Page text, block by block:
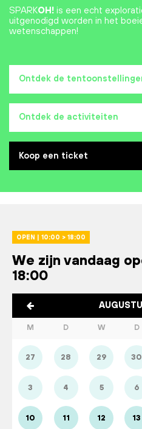
Ontdek de
Ontdek de activiteiten
Koop een ticket
SPARKOH! is een echt
uitgenodigd worden in het
wetenschappen!
OPEN | 10:00 > 18:00
We zijn vandaag
18:00
M D W D
27 28 29 30
3 4 5 6
10 11 12 13